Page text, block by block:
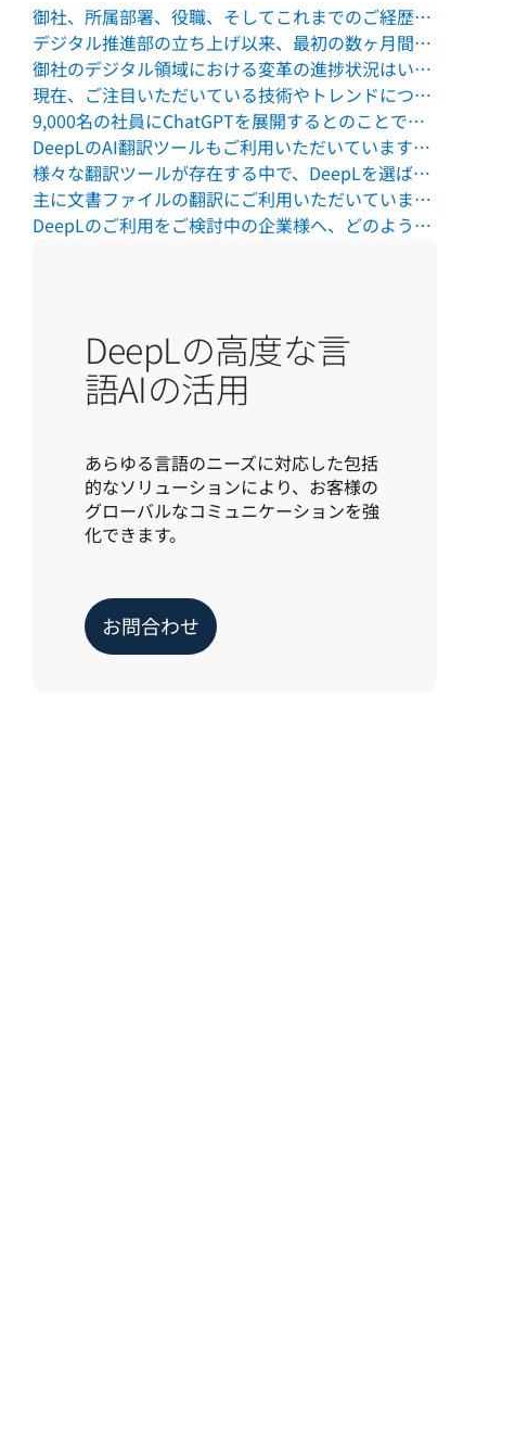
御社、所属部署、役職、そしてこれまでのご経歴についてお聞かせいただけますでしょうか。
デジタル推進部の立ち上げ以来、最初の数ヶ月間はどのような状況でしたでしょうか？
御社のデジタル領域における変革の進捗状況はいかがでしょうか。
現在、ご注目いただいている技術やトレンドについて、お聞かせいただけますでしょうか？
9,000名の社員にChatGPTを展開するとのことですが、業務にどのように組み込んでいらっしゃるのでしょうか？
DeepLのAI翻訳ツールもご利用いただいていますが、どのようなニーズが採用のきっかけとなりましたか？
様々な翻訳ツールが存在する中で、DeepLを選ばれた理由をお聞かせいただけますでしょうか。
主に文書ファイルの翻訳にご利用いただいていますが、具体的なビジネスへの影響はありましたでしょうか？
DeepLのご利用をご検討中の企業様へ、どのようなメッセージをお伝えされたいですか？
DeepLの高度な言
語AIの活用
あらゆる言語のニーズに対応した包括
的なソリューションにより、お客様の
グローバルなコミュニケーションを強
化できます。
お問合わせ